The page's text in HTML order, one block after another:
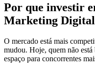
Por que investir
Marketing
O mercado está mais
mudou. Hoje, quem não
espaço para concorrentes